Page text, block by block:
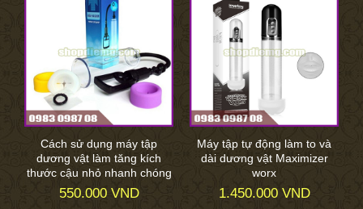
Cách sử dụng máy tập
dương vật làm tăng kích
thước cậu nhỏ nhanh chóng
550.000 VND
Máy tập tự động làm to và
dài dương vật Maximizer
worx
1.450.000 VND